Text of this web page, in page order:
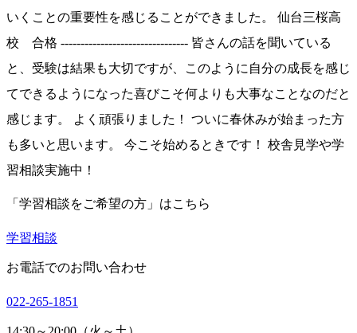
いくことの重要性を感じることができました。 仙台三桜高
校 合格 -------------------------------- 皆さんの話を聞いている
と、受験は結果も大切ですが、このように自分の成長を感じ
てできるようになった喜びこそ何よりも大事なことなのだと
感じます。 よく頑張りました！ ついに春休みが始まった方
も多いと思います。 今こそ始めるときです！ 校舎見学や学
習相談実施中！
「学習相談をご希望の方」はこちら
学習相談
お電話でのお問い合わせ
022-265-1851